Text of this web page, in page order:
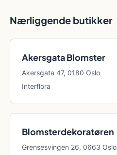
Nærliggende butikker
Akersgata Blomster
Akersgata 47, 0180 Oslo
Interflora
Blomsterdekoratøren
Grensesvingen 26, 0663 Oslo